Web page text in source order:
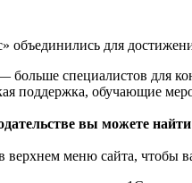
для
больше специалистов для
поддержка, обучающие
вы можете
верхнем меню сайта, чтобы